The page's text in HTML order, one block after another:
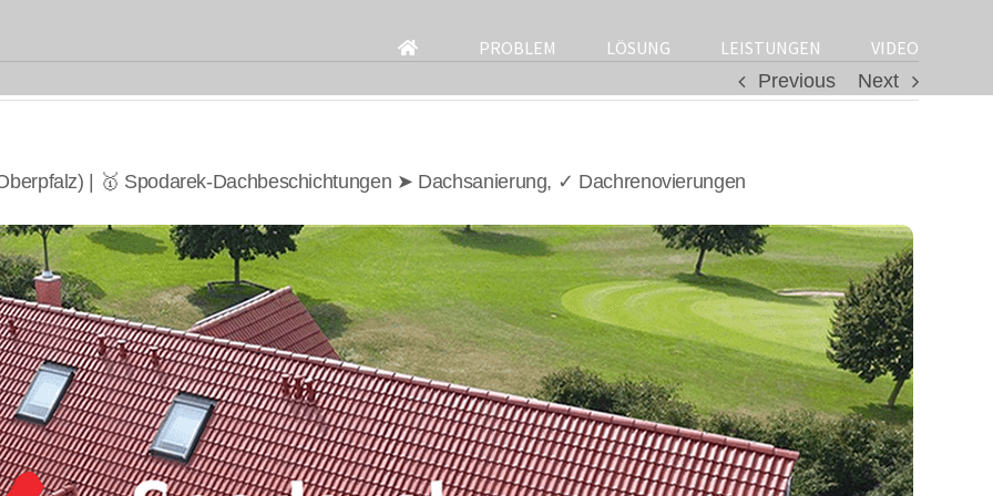
for:
PROBLEM LÖSUNG LEISTUNGEN
VIDEO
Previous
Next
| 🥇 Spodarek-Dachbeschichtungen ➤ Dachsanierung, ✓ Dachrenovierungen